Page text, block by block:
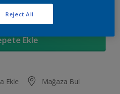
Hesapla
Ekle
Ekle Mağaza Bul
Reject All